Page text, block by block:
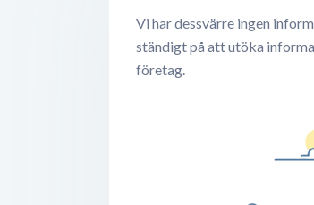
Vi har dessvärre ingen
ständigt på att utöka
företag.